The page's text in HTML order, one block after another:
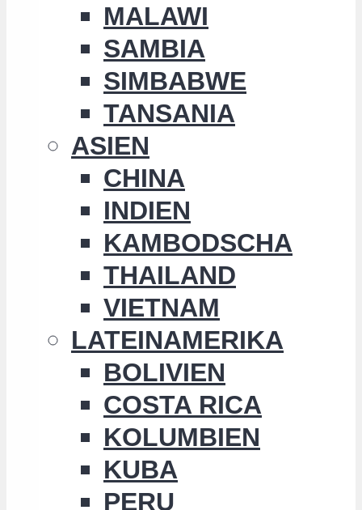
MALAWI
SAMBIA
SIMBABWE
TANSANIA
ASIEN
CHINA
INDIEN
KAMBODSCHA
THAILAND
VIETNAM
LATEINAMERIKA
BOLIVIEN
COSTA RICA
KOLUMBIEN
KUBA
PERU